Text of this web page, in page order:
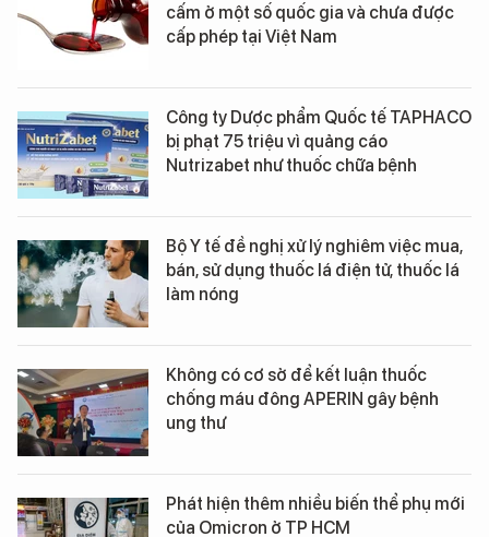
cấm ở một số quốc gia và chưa được
cấp phép tại Việt Nam
Công ty Dược phẩm Quốc tế TAPHACO
bị phạt 75 triệu vì quảng cáo
Nutrizabet như thuốc chữa bệnh
Bộ Y tế đề nghị xử lý nghiêm việc mua,
bán, sử dụng thuốc lá điện tử, thuốc lá
làm nóng
Không có cơ sở để kết luận thuốc
chống máu đông APERIN gây bệnh
ung thư
Phát hiện thêm nhiều biến thể phụ mới
của Omicron ở TP HCM